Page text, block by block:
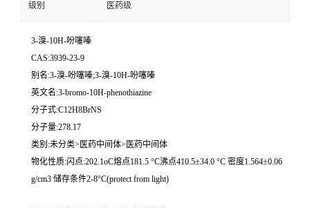
级别 医药级
3-溴-10H-吩噻嗪
CAS:3939-23-9
别名:3-溴-吩噻嗪;3-溴-10H-吩噻嗪
英文名:3-bromo-10H-phenothiazine
分子式:C12H8BrNS
分子量:278.17
类别:未分类>医药中间体>医药中间体
物化性质:闪点:202.1oC熔点181.5 °C沸点410.5±34.0 °C 密度1.564±0.06
g/cm3 储存条件2-8°C(protect from light)